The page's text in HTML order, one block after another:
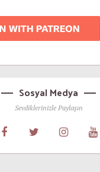
Sosyal Medya
Sevdiklerinizle Paylaşın